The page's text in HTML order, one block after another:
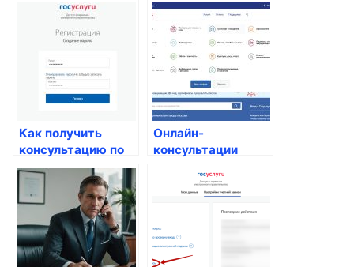
низким доходом
работников
Как получить
консультацию по
вопросам
паспортных услуг
Онлайн-
консультации
психиатров